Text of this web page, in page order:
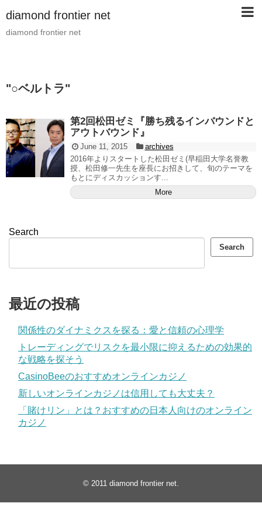
diamond frontier net
diamond frontier net
"○ベルトラ"
第2回松田ゼミ『勝ち残るインバウンドと
アウトバウンド』
June 11, 2015
archives
2016年よりスタートした松田ゼミ(早稲田大学名誉教
授、松田修一先生を座長にお招きして、旬のテーマを
もとにディスカッションす...
More
Search
Search
最近の投稿
関係性のダイナミクスを探る：愛と信頼の心理学
トレーディングでリスクを最小限に抑えるための効果的
な戦略を探そう
CasinoBeeのおすすめオンラインカジノ
新しいオンラインカジノは信用しても大丈夫？
「賭けリン」とは？おすすめの日本人向けのオンライン
カジノ
© 2011 diamond frontier net